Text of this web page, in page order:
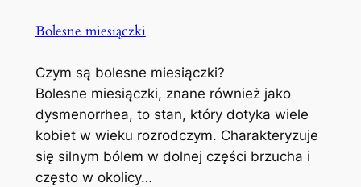
Bolesne miesiączki
Czym są bolesne miesiączki?
Bolesne miesiączki, znane również jako
dysmenorrhea, to stan, który dotyka wiele
kobiet w wieku rozrodczym. Charakteryzuje
się silnym bólem w dolnej części brzucha i
często w okolicy…